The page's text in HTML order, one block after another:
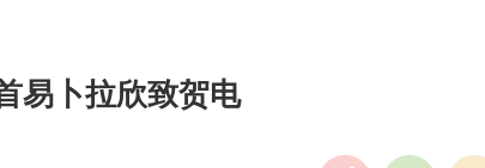
易卜拉欣致贺电